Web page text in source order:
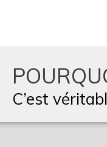
C’est